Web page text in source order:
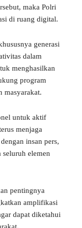
maka Polri
di ruang digital.
generasi
dalam
menghasilkan
program
masyarakat.
untuk aktif
menjaga
insan pers,
seluruh elemen
pentingnya
amplifikasi
dapat diketahui